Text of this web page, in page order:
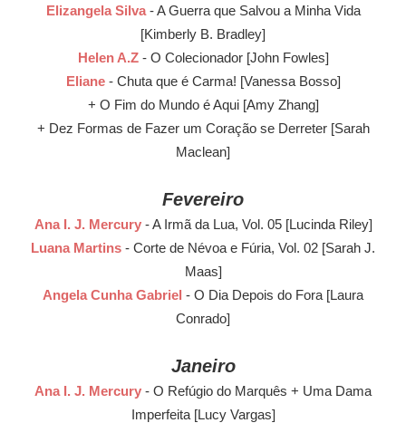
Elizangela Silva - A Guerra que Salvou a Minha Vida
[Kimberly B. Bradley]
Helen A.Z - O Colecionador [John Fowles]
Eliane - Chuta que é Carma! [Vanessa Bosso]
+ O Fim do Mundo é Aqui [Amy Zhang]
+ Dez Formas de Fazer um Coração se Derreter [Sarah
Maclean]
Fevereiro
Ana I. J. Mercury - A Irmã da Lua, Vol. 05 [Lucinda Riley]
Luana Martins - Corte de Névoa e Fúria, Vol. 02 [Sarah J.
Maas]
Angela Cunha Gabriel - O Dia Depois do Fora [Laura
Conrado]
Janeiro
Ana I. J. Mercury - O Refúgio do Marquês + Uma Dama
Imperfeita [Lucy Vargas]